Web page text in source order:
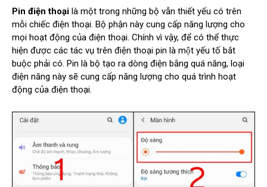
Pin điện thoại là một trong những bộ vẫn thiết yếu có trên
mỗi chiếc điện thoại. Bộ phận này cung cấp năng lượng cho
mọi hoạt động của điện thoại. Chính vì vậy, để có thể thực
hiện được các tác vụ trên điện thoại pin là một yếu tố bắt
buộc phải có. Pin là bộ tạo ra dòng điện bằng quá năng, loại
điện năng này sẽ cung cấp năng lượng cho quá trình hoạt
động của điện thoại.